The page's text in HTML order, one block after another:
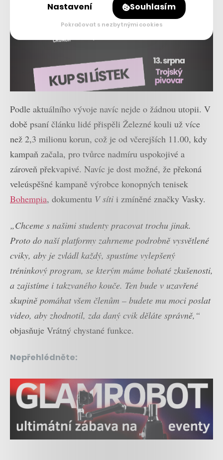
Podle aktuálního vývoje navíc nejde o žádnou utopii. V
době psaní článku lidé přispěli Železné kouli už více
než 2,3 milionu korun, což je od včerejších 11.00, kdy
kampaň začala, pro tvůrce nadmíru uspokojivé a
zároveň překvapivé. Navíc je dost možné, že překoná
veleúspěšné kampaně výrobce konopných tenisek
Bohempia, dokumentu V síti i zmíněné značky Vasky.
„Chceme s našimi studenty pracovat trochu jinak.
Proto do naší platformy zahrneme podrobně vysvětlené
cviky, aby je zvládl každý, spustíme vylepšený
tréninkový program, se kterým máme bohaté zkušenosti,
a zajistíme i takzvaného kouče. Ten bude v uzavřené
skupině pomáhat všem členům – budete mu moci poslat
video, aby zhodnotil, zda daný cvik děláte správně,“
objasňuje Vrátný chystané funkce.
Nepřehlédněte:
Nastavení Souhlasím
Pokračovat s nezbytnými cookies